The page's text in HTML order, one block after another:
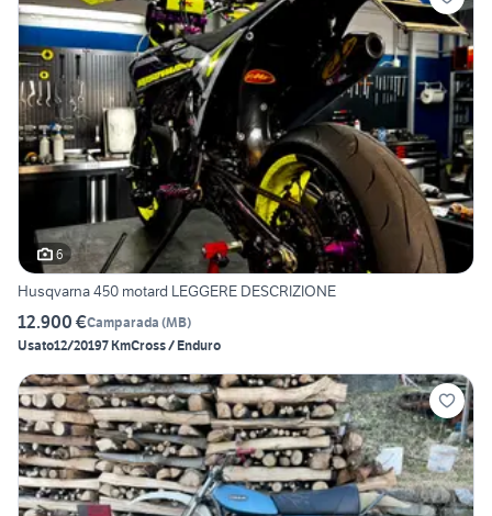
6
Husqvarna 450 motard LEGGERE DESCRIZIONE
12.900 €Camparada (MB)
Usato12/20197 KmCross / Enduro